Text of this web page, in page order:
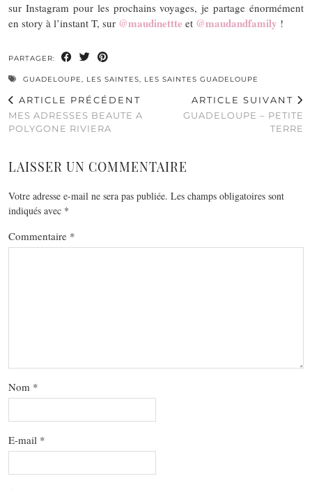
sur Instagram pour les prochains voyages, je partage énormément
en story à l’instant T, sur @maudinettte et @maudandfamily !
PARTAGER:
GUADELOUPE, LES SAINTES, LES SAINTES GUADELOUPE
ARTICLE PRÉCÉDENT
MES ADRESSES BEAUTE A
POLYGONE RIVIERA
ARTICLE SUIVANT
GUADELOUPE – PETITE
TERRE
LAISSER UN COMMENTAIRE
Votre adresse e-mail ne sera pas publiée. Les champs obligatoires sont
indiqués avec *
Commentaire *
Nom *
E-mail *